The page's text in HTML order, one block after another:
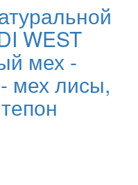
WEST
мех -
мех лисы,